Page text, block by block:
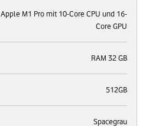
Apple M1 Pro mit 10-Core CPU und 16-
Core GPU
RAM 32 GB
512GB
Spacegrau